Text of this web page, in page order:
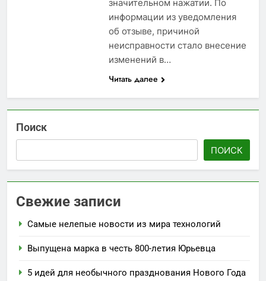
значительном нажатии. По
информации из уведомления
об отзыве, причиной
неисправности стало внесение
изменений в…
Читать далее
Поиск
ПОИСК
Свежие записи
Самые нелепые новости из мира технологий
Выпущена марка в честь 800-летия Юрьевца
5 идей для необычного празднования Нового Года